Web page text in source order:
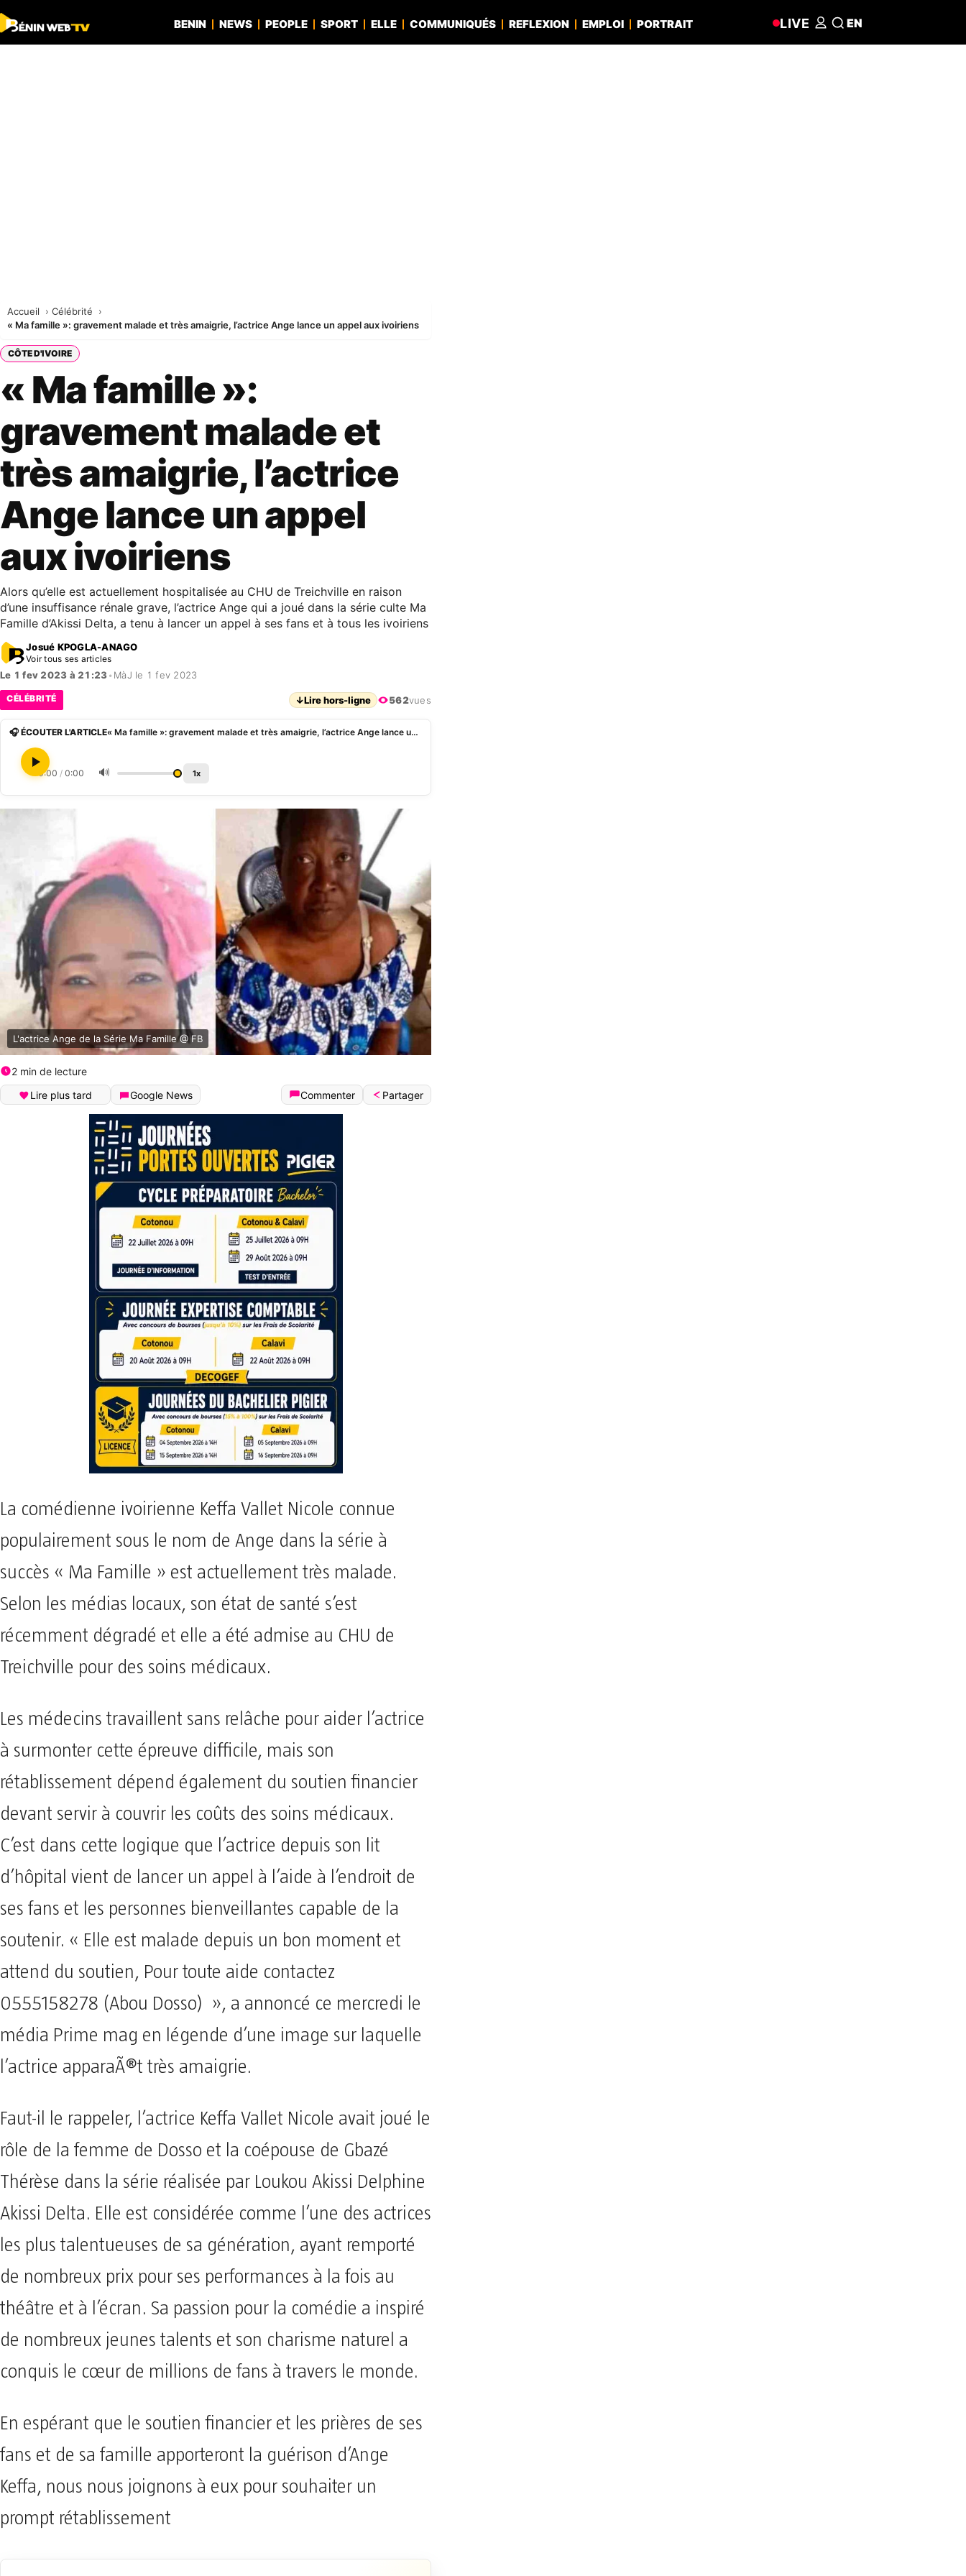
BENIN NEWS PEOPLE SPORT ELLE COMMUNIQUÉS REFLEXION EMPLOI PORTRAIT LIVE EN
Accueil
Célébrité
« Ma famille »: gravement malade et très amaigrie, l’actrice Ange lance un appel aux ivoiriens
CÔTE D'IVOIRE
« Ma famille »:
gravement malade et
très amaigrie, l’actrice
Ange lance un appel
aux ivoiriens
Alors qu’elle est actuellement hospitalisée au CHU de Treichville en raison
d’une insuffisance rénale grave, l’actrice Ange qui a joué dans la série culte Ma
Famille d’Akissi Delta, a tenu à lancer un appel à ses fans et à tous les ivoiriens
Josué KPOGLA-ANAGO
Voir tous ses articles
Le 1 fev 2023 à 21:23• MàJ le 1 fev 2023
CÉLÉBRITÉ ↓Lire hors-ligne 562vues
🎧 ÉCOUTER L'ARTICLE « Ma famille »: gravement malade et très amaigrie, l’actrice Ange lance un appel aux ivoiriens
0:00 / 0:00 🔊 1x
L'actrice Ange de la Série Ma Famille @ FB
2 min de lecture
Lire plus tard
Google News Commenter Partager
La comédienne ivoirienne Keffa Vallet Nicole connue
populairement sous le nom de Ange dans la série à
succès « Ma Famille » est actuellement très malade.
Selon les médias locaux, son état de santé s’est
récemment dégradé et elle a été admise au CHU de
Treichville pour des soins médicaux.
Les médecins travaillent sans relâche pour aider l’actrice
à surmonter cette épreuve difficile, mais son
rétablissement dépend également du soutien financier
devant servir à couvrir les coûts des soins médicaux.
C’est dans cette logique que l’actrice depuis son lit
d’hôpital vient de lancer un appel à l’aide à l’endroit de
ses fans et les personnes bienveillantes capable de la
soutenir. « Elle est malade depuis un bon moment et
attend du soutien, Pour toute aide contactez
0555158278 (Abou Dosso) », a annoncé ce mercredi le
média Prime mag en légende d’une image sur laquelle
l’actrice apparaÃ®t très amaigrie.
Faut-il le rappeler, l’actrice Keffa Vallet Nicole avait joué le
rôle de la femme de Dosso et la coépouse de Gbazé
Thérèse dans la série réalisée par Loukou Akissi Delphine
Akissi Delta. Elle est considérée comme l’une des actrices
les plus talentueuses de sa génération, ayant remporté
de nombreux prix pour ses performances à la fois au
théâtre et à l’écran. Sa passion pour la comédie a inspiré
de nombreux jeunes talents et son charisme naturel a
conquis le cœur de millions de fans à travers le monde.
En espérant que le soutien financier et les prières de ses
fans et de sa famille apporteront la guérison d’Ange
Keffa, nous nous joignons à eux pour souhaiter un
prompt rétablissement